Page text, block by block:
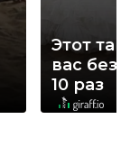
Этот
вас без
10 раз